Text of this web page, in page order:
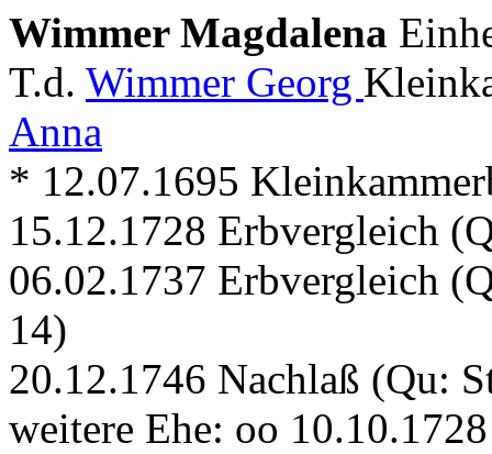
Wimmer Magdalena
T.d. Wimmer Georg
Anna
* 12.07.1695
15.12.1728 Erbvergleich
06.02.1737 Erbvergleich
14)
20.12.1746 Nachlaß (Qu:
weitere Ehe: oo